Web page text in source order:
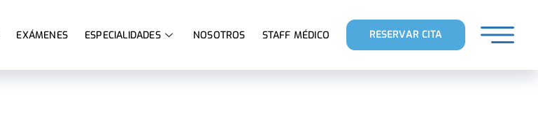
EXÁMENES ESPECIALIDADES NOSOTROS STAFF MÉDICO RESERVAR CITA